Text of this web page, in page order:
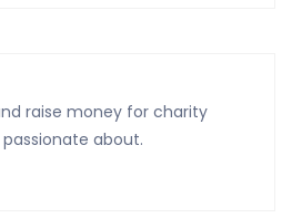
raise money for charity
about.